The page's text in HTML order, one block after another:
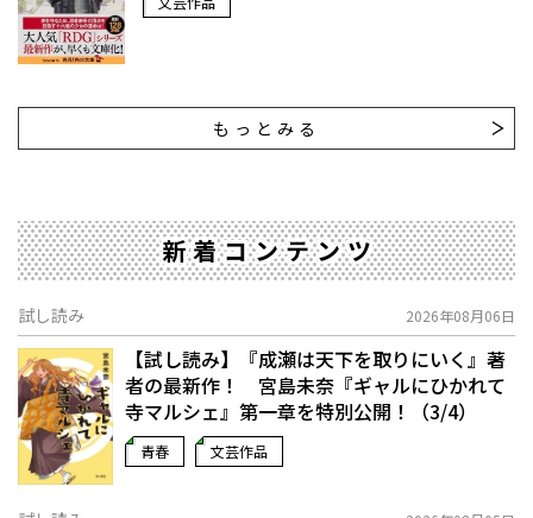
もっとみる
新着コンテンツ
試し読み 2026年08月06日
【試し読み】『成瀬は天下を取りにいく』著
者の最新作！ 宮島未奈『ギャルにひかれて
寺マルシェ』第一章を特別公開！（3/4）
青春 文芸作品